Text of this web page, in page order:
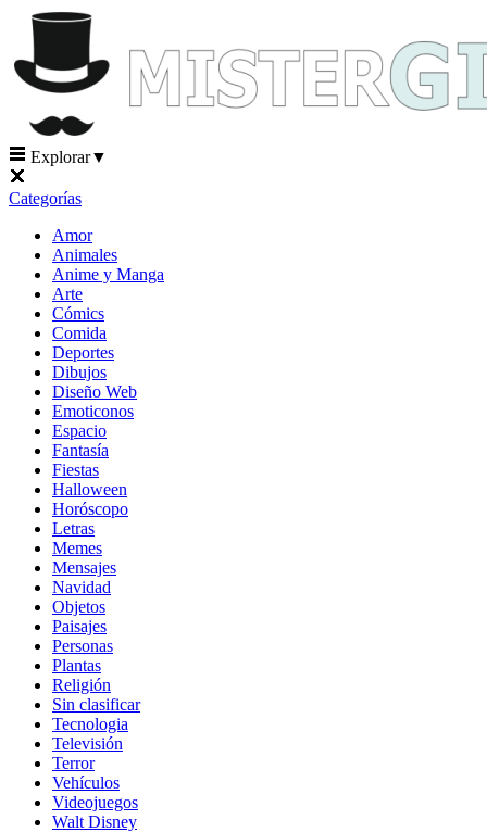
Explorar▼
Categorías
Amor
Animales
Anime y Manga
Arte
Cómics
Comida
Deportes
Dibujos
Diseño Web
Emoticonos
Espacio
Fantasía
Fiestas
Halloween
Horóscopo
Letras
Memes
Mensajes
Navidad
Objetos
Paisajes
Personas
Plantas
Religión
Sin clasificar
Tecnologia
Televisión
Terror
Vehículos
Videojuegos
Walt Disney